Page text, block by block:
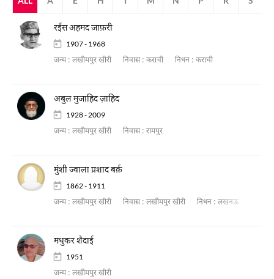
रईस अहमद जाफ़री
1907 - 1968
जन्म : लखीमपुर खीरी निवास : कराची निधन : कराची
अबुल मुजाहिद ज़ाहिद
1928 - 2009
जन्म : लखीमपुर खीरी निवास : रामपुर
मुंशी ज्वाला प्रशाद बर्क़
1862 - 1911
जन्म : लखीमपुर खीरी निवास : लखीमपुर खीरी निधन : लखनऊ
मधुकर शैदाई
1951
जन्म : लखीमपुर खीरी